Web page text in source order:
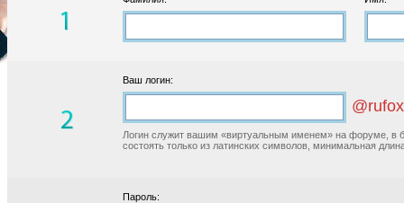
Ваш логин:
Логин служит вашим «виртуальным именем» на форуме, в
состоять только из латинских символов, минимальная
Пароль: